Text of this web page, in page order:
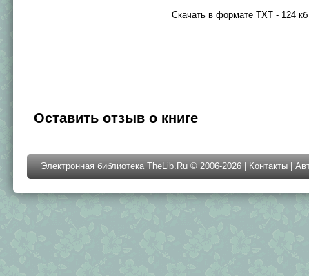
Скачать в формате TXT - 124 кб
Оставить отзыв о книге
Электронная библиотека TheLib.Ru © 2006-2026 | Контакты |